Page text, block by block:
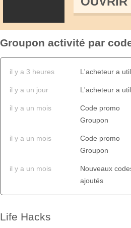
Groupon activité par
il y a 3 heures L'acheteur a
il y a un jour L'acheteur a
il y a un mois
Code promo
Groupon
il y a un mois
Code promo
Groupon
il y a un mois
Nouveaux
ajoutés
Life Hacks